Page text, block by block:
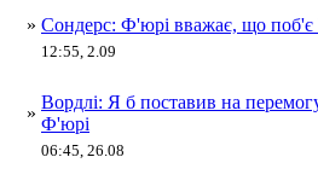
» Сондерс: Ф'юрі вважає, що поб'є
12:55, 2.09
»
Вордлі: Я б поставив на
Ф'юрі
06:45, 26.08